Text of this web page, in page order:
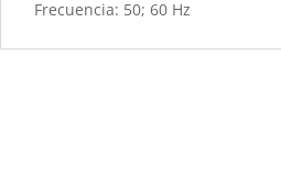
Frecuencia: 50; 60 Hz